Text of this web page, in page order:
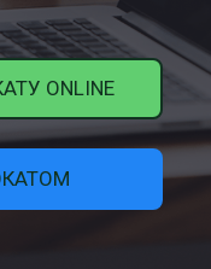
ONLINE